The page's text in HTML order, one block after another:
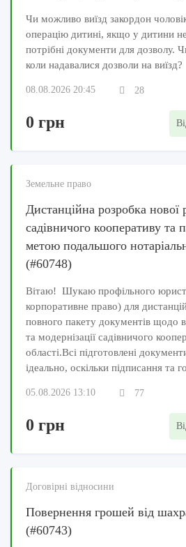
Чи можливо виїзд закордон
операцію дитині, якщо у дитини
потрібні документи для дозволу.
коли надавалися дозволи на виїзд?
08.08.2026 20:45 28
0 грн
Земельне право
Дистанційна розробка нової
садівничого кооперативу та
метою подальшого
(#60748)
Вітаю! Шукаю профільного
корпоративне право) для
повного пакету документів щодо
та модернізації садівничого
області.Всі підготовлені
ідеально, оскільки підписання та
05.08.2026 13:10 77
0 грн
Договірні відносини
Повернення грошей від
(#60743)